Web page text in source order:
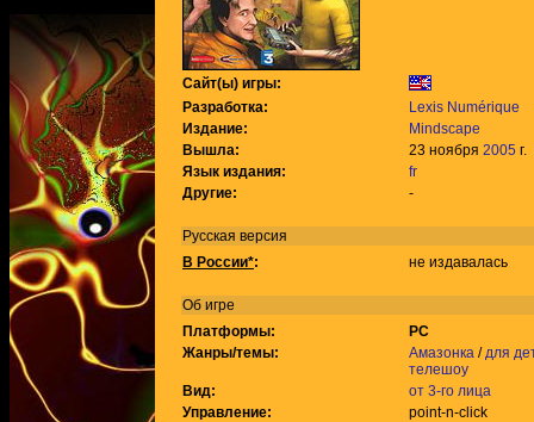
Сайт(ы) игры:
Разработка:
Lexis Numérique
Издание:
Mindscape
Вышла:
23 ноября 2005 г.
Язык издания:
fr
Другие:
-
Русская версия
В России*: не издавалась
Об игре
Платформы:
PC
Жанры/темы:
Амазонка /для
телешоу
Вид:
от 3-го лица
Управление:
point-n-click